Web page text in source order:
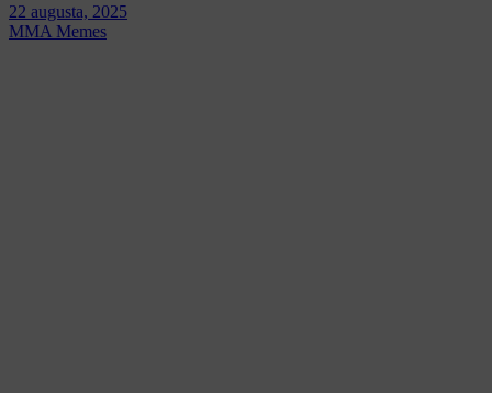
22 augusta, 2025
MMA Memes